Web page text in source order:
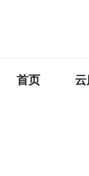
首页 云